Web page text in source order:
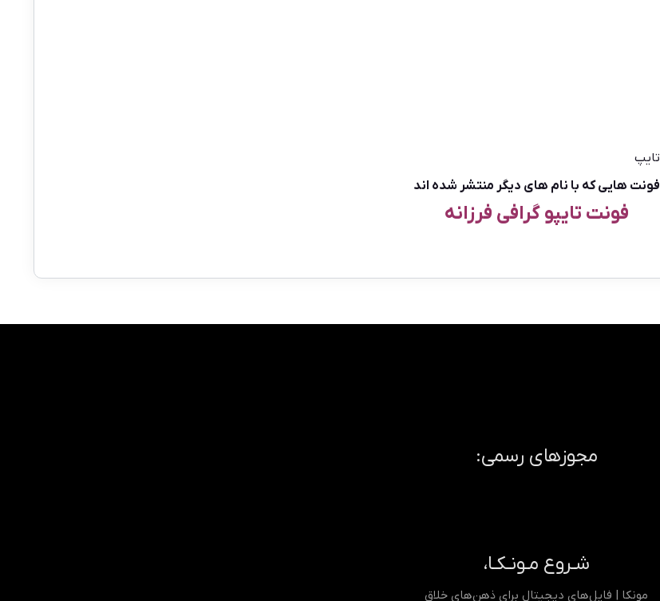
فونت هایی که با نام های دیگر منتشر شده اند
فونت تایپو گرافی فرزانه
مجوزهای رسمی:
شـروع مـونـکـا،
مونکا | فایل‌های دیجیتال برای ذهن‌های خلاق